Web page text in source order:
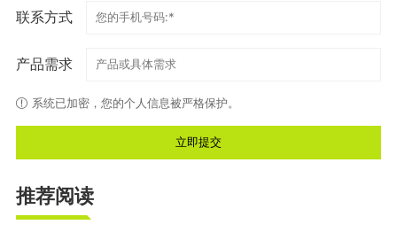
联系方式
产品需求
系统已加密，您的个人信息被严格保护。
推荐阅读